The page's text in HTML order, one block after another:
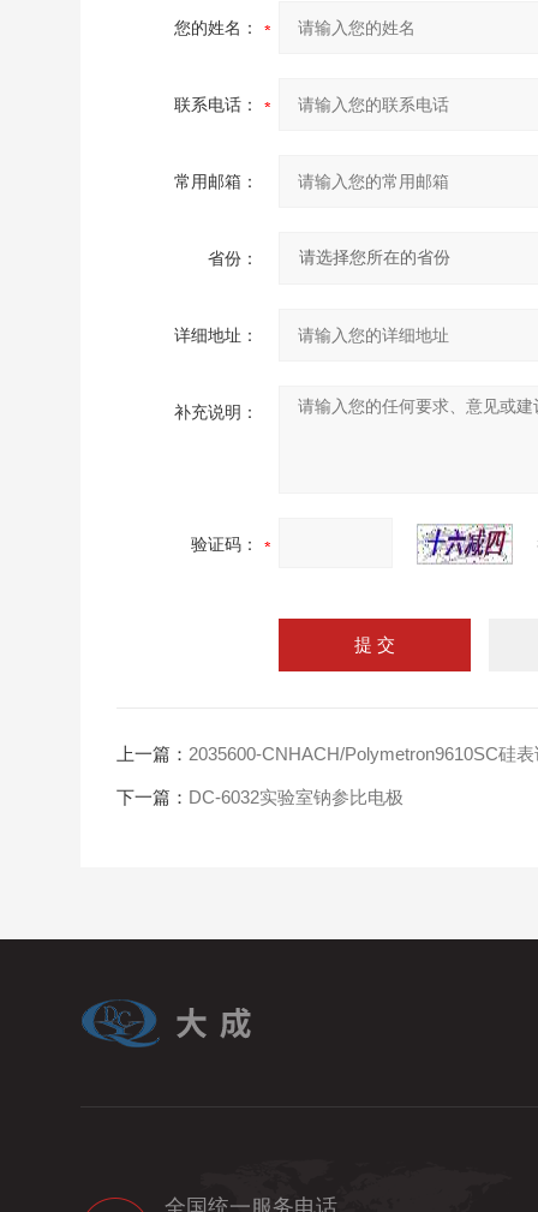
您的姓名：
联系电话：
常用邮箱：
省份：
详细地址：
补充说明：
验证码：
上一篇： 2035600-CNHACH/Polymetron9610SC硅
下一篇： DC-6032实验室钠参比电极
全国统一服务电话